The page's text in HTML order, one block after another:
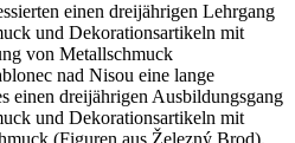
einen dreijährigen Lehrgang
und Dekorationsartikeln mit
von Metallschmuck
nad Nisou eine lange
einen dreijährigen Ausbildungsgang
und Dekorationsartikeln mit
(Figuren aus Železný Brod).